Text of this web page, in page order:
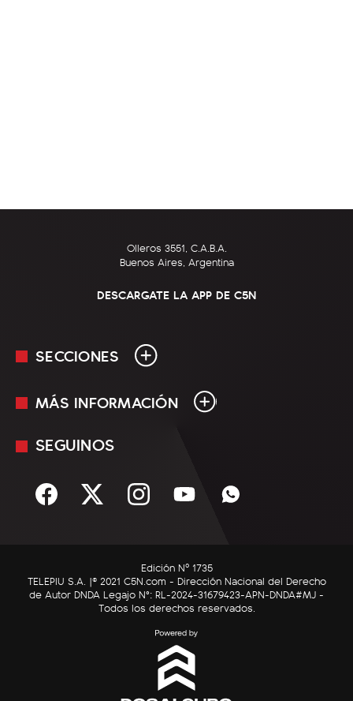
Olleros 3551, C.A.B.A.
Buenos Aires, Argentina
DESCARGATE LA APP DE C5N
SECCIONES
En Vivo
Sociedad
C5N Autos
RatingCero
MÁS INFORMACIÓN
Mediakit
Términos y condiciones
SEGUINOS
Edición Nº 1735
TELEPIU S.A. |© 2021 C5N.com - Dirección Nacional del Derecho
de Autor DNDA Legajo N°: RL-2024-31679423-APN-DNDA#MJ -
Todos los derechos reservados.